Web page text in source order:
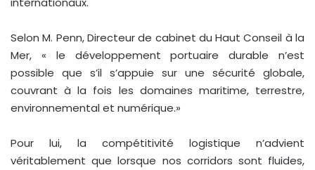
Selon M. Penn, Directeur de cabinet du Haut Conseil à la
Mer, « le développement portuaire durable n’est
possible que s’il s’appuie sur une sécurité globale,
couvrant à la fois les domaines maritime, terrestre,
environnemental et numérique.»
Pour lui, la compétitivité logistique n’advient
véritablement que lorsque nos corridors sont fluides,